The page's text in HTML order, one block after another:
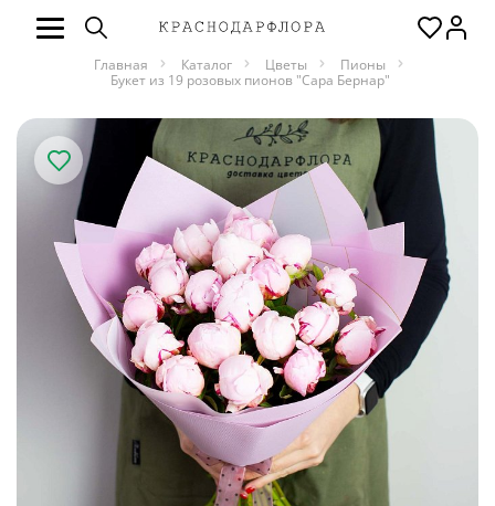
Главная Каталог Цветы
Пионы
Букет из 19 розовых пионов "Сара Бернар"